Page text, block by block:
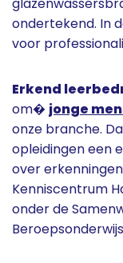
ondertekend. In
voor
Erkend
om� jonge
onze branche.
opleidingen een
over
Kenniscentrum
onder de